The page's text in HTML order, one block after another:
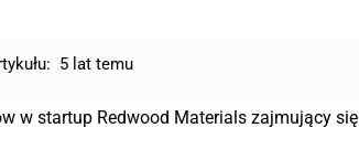
5 lat temu
w startup Redwood Materials zajmujący się